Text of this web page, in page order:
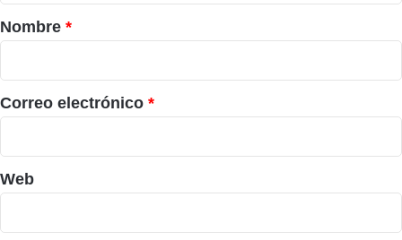
r
i
o
*
Nombre *
Correo electrónico *
Web